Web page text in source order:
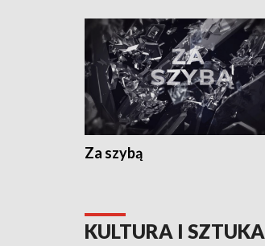
Za szybą
KULTURA I SZTUKA